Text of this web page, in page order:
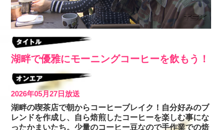
湖畔で優雅にモーニングコーヒーを飲もう！
2026年05月27日放送
湖畔の喫茶店で朝からコーヒーブレイク！自分好みのブ
レンドを作成し、自ら焙煎したコーヒーを楽しむ事にな
ったかまいたち。少量のコーヒー豆なので手作業での焙